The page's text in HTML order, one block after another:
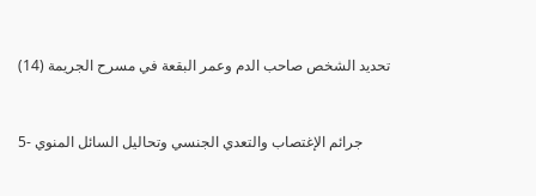
(14) تحديد الشخص صاحب الدم وعمر البقعة في مسرح الجريمة
5- جرائم الإغتصاب والتعدي الجنسي وتحاليل السائل المنوي